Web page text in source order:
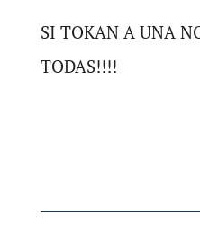
SI TOKAN A UNA
TODAS!!!!